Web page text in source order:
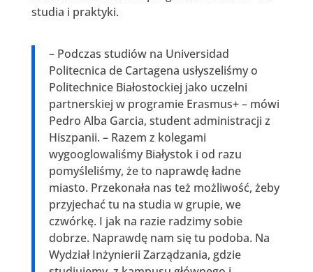
studia i praktyki.
– Podczas studiów na Universidad
Politecnica de Cartagena usłyszeliśmy o
Politechnice Białostockiej jako uczelni
partnerskiej w programie Erasmus+ – mówi
Pedro Alba Garcia, student administracji z
Hiszpanii. – Razem z kolegami
wygooglowaliśmy Białystok i od razu
pomyśleliśmy, że to naprawdę ładne
miasto. Przekonała nas też możliwość, żeby
przyjechać tu na studia w grupie, we
czwórkę. I jak na razie radzimy sobie
dobrze. Naprawdę nam się tu podoba. Na
Wydział Inżynierii Zarządzania, gdzie